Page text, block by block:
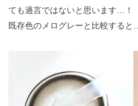
ても過言ではないと思います…！
既存色のメログレーと比較すると…